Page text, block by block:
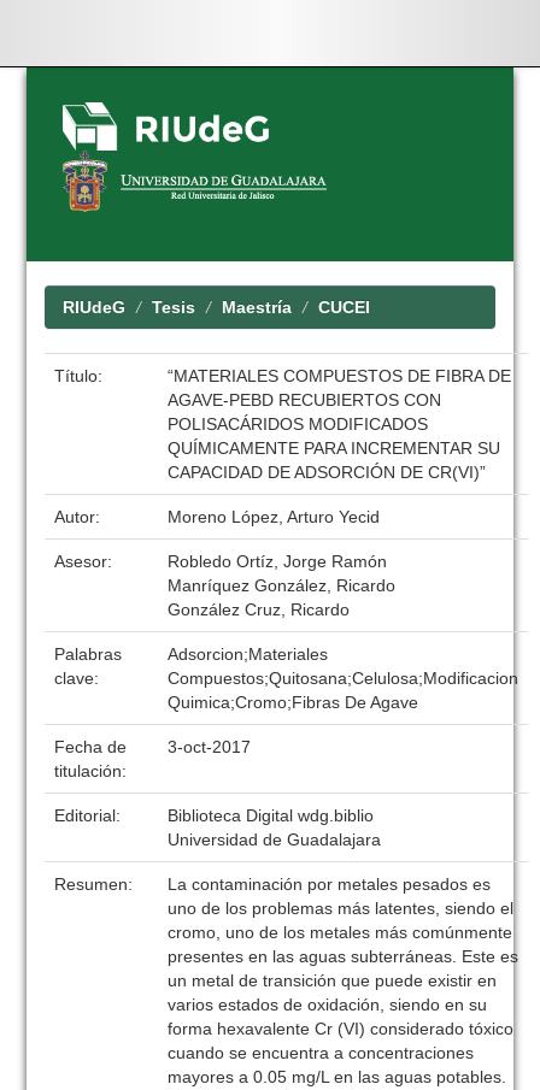
Skip
navigation
RIUdeG Tesis Maestría CUCEI
Título:
“MATERIALES COMPUESTOS DE FIBRA DE
AGAVE-PEBD RECUBIERTOS CON
POLISACÁRIDOS MODIFICADOS
QUÍMICAMENTE PARA INCREMENTAR SU
CAPACIDAD DE ADSORCIÓN DE CR(VI)”
Autor: Moreno López, Arturo Yecid
Asesor:
Robledo Ortíz, Jorge Ramón
Manríquez González, Ricardo
González Cruz, Ricardo
Palabras
clave:
Adsorcion;Materiales
Compuestos;Quitosana;Celulosa;Modificacion
Quimica;Cromo;Fibras De Agave
Fecha de
titulación:
3-oct-2017
Editorial:
Biblioteca Digital wdg.biblio
Universidad de Guadalajara
Resumen:
La contaminación por metales pesados es
uno de los problemas más latentes, siendo el
cromo, uno de los metales más comúnmente
presentes en las aguas subterráneas. Este es
un metal de transición que puede existir en
varios estados de oxidación, siendo en su
forma hexavalente Cr (VI) considerado tóxico
cuando se encuentra a concentraciones
mayores a 0.05 mg/L en las aguas potables.